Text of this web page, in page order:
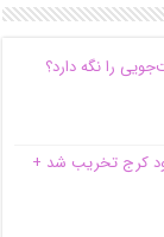
را نگه دارد؟
کرج تخریب شد +